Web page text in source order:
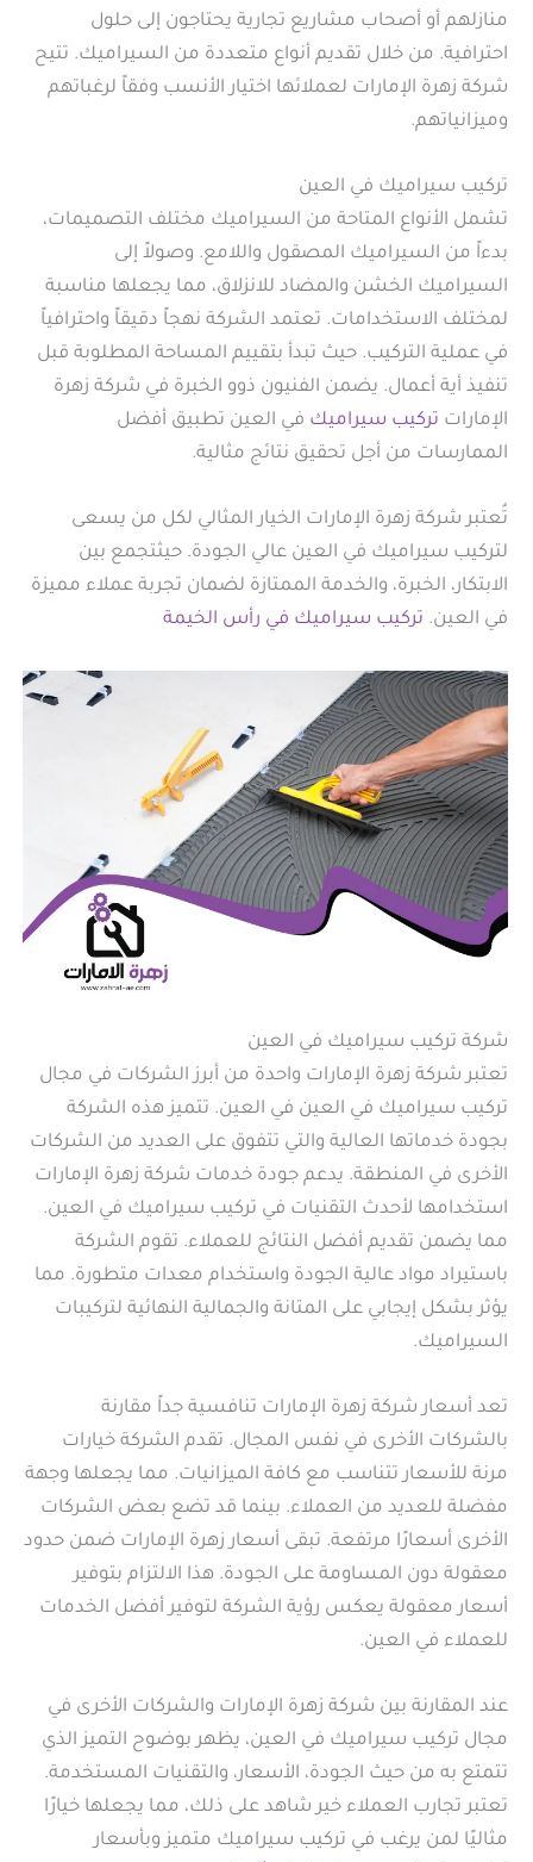
منازلهم أو أصحاب مشاريع تجارية يحتاجون إلى حلول
احترافية. من خلال تقديم أنواع متعددة من السيراميك. تتيح
شركة زهرة الإمارات لعملائها اختيار الأنسب وفقاً لرغباتهم
وميزانياتهم.
تركيب سيراميك في العين
تشمل الأنواع المتاحة من السيراميك مختلف التصميمات،
بدءاً من السيراميك المصقول واللامع. وصولاً إلى
السيراميك الخشن والمضاد للانزلاق، مما يجعلها مناسبة
لمختلف الاستخدامات. تعتمد الشركة نهجاً دقيقاً واحترافياً
في عملية التركيب. حيث تبدأ بتقييم المساحة المطلوبة قبل
تنفيذ أية أعمال. يضمن الفنيون ذوو الخبرة في شركة زهرة
الإمارات تركيب سيراميك في العين تطبيق أفضل
الممارسات من أجل تحقيق نتائج مثالية.
تُعتبر شركة زهرة الإمارات الخيار المثالي لكل من يسعى
لتركيب سيراميك في العين عالي الجودة. حيثتجمع بين
الابتكار، الخبرة، والخدمة الممتازة لضمان تجربة عملاء مميزة
في العين. تركيب سيراميك في رأس الخيمة
شركة تركيب سيراميك في العين
تعتبر شركة زهرة الإمارات واحدة من أبرز الشركات في مجال
تركيب سيراميك في العين في العين. تتميز هذه الشركة
بجودة خدماتها العالية والتي تتفوق على العديد من الشركات
الأخرى في المنطقة. يدعم جودة خدمات شركة زهرة الإمارات
استخدامها لأحدث التقنيات في تركيب سيراميك في العين.
مما يضمن تقديم أفضل النتائج للعملاء. تقوم الشركة
باستيراد مواد عالية الجودة واستخدام معدات متطورة. مما
يؤثر بشكل إيجابي على المتانة والجمالية النهائية لتركيبات
السيراميك.
تعد أسعار شركة زهرة الإمارات تنافسية جداً مقارنة
بالشركات الأخرى في نفس المجال. تقدم الشركة خيارات
مرنة للأسعار تتناسب مع كافة الميزانيات. مما يجعلها وجهة
مفضلة للعديد من العملاء. بينما قد تضع بعض الشركات
الأخرى أسعارًا مرتفعة. تبقى أسعار زهرة الإمارات ضمن حدود
معقولة دون المساومة على الجودة. هذا الالتزام بتوفير
أسعار معقولة يعكس رؤية الشركة لتوفير أفضل الخدمات
للعملاء في العين.
عند المقارنة بين شركة زهرة الإمارات والشركات الأخرى في
مجال تركيب سيراميك في العين، يظهر بوضوح التميز الذي
تتمتع به من حيث الجودة، الأسعار، والتقنيات المستخدمة.
تعتبر تجارب العملاء خير شاهد على ذلك، مما يجعلها خيارًا
مثاليًا لمن يرغب في تركيب سيراميك متميز وبأسعار